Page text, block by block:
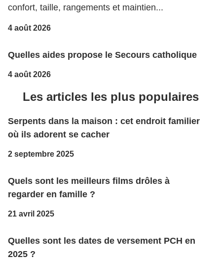
confort, taille, rangements et maintien...
4 août 2026
Quelles aides propose le Secours catholique
4 août 2026
Les articles les plus populaires
Serpents dans la maison : cet endroit familier
où ils adorent se cacher
2 septembre 2025
Quels sont les meilleurs films drôles à
regarder en famille ?
21 avril 2025
Quelles sont les dates de versement PCH en
2025 ?